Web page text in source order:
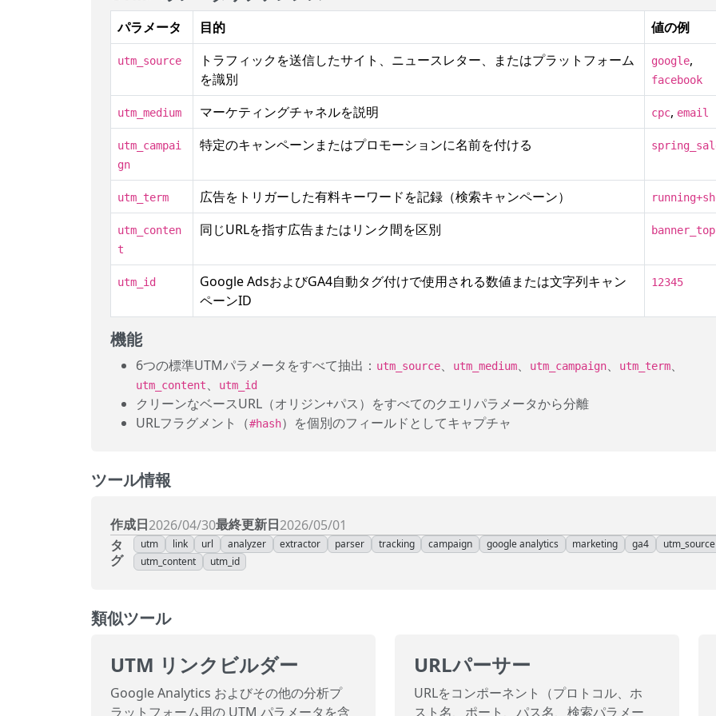
パラメータ 目的 値の例
utm_source
トラフィックを送信したサイト、ニュースレター、またはプラットフォーム
を識別
google,
facebook
utm_medium マーケティングチャネルを説明 cpc, email
utm_campai
gn
特定のキャンペーンまたはプロモーションに名前を付ける
utm_term 広告をトリガーした有料キーワードを記録（検索キャンペーン）
utm_conten
t
同じURLを指す広告またはリンク間を区別 banner_top
utm_id
Google AdsおよびGA4自動タグ付けで使用される数値または文字列キャン
ペーンID
12345
機能
6つの標準UTMパラメータをすべて抽出： utm_source、 utm_medium、 utm_campaign、 utm_term、
utm_content、 utm_id
クリーンなベースURL（オリジン+パス）をすべてのクエリパラメータから分離
URLフラグメント（#hash）を個別のフィールドとしてキャプチャ
ツール情報
作成日2026/04/30最終更新日2026/05/01
タ
グ
utm link url analyzer extractor parser tracking campaign google analytics marketing ga4 utm_source
utm_content
utm_id
類似ツール
UTM リンクビルダー
Google Analytics およびその他の分析プ
ラットフォーム用の UTM パラメータを含
URLパーサー
URLをコンポーネント（プロトコル、ホ
スト名、ポート、パス名、検索パラメー